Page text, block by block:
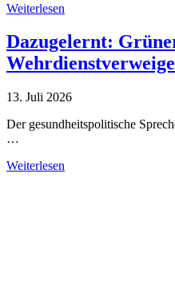
Weiterlesen
Dazugelernt:
13. Juli 2026
Der gesundheitspolitische
…
Weiterlesen